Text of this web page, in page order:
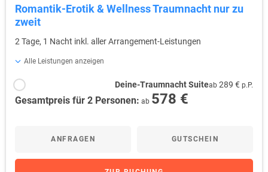
Romantik-Erotik & Wellness Traumnacht nur zu
zweit
2 Tage, 1 Nacht inkl. aller Arrangement-Leistungen
Alle Leistungen anzeigen
Deine-Traumnacht Suiteab 289 € p.P.
Gesamtpreis für 2 Personen: ab 578 €
ANFRAGEN GUTSCHEIN